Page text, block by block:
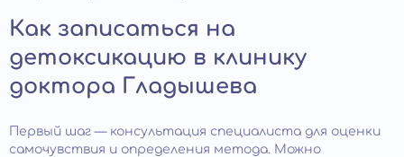
Как записаться на
детоксикацию в клинику
доктора Гладышева
Первый шаг — консультация специалиста для оценки
самочувствия и определения метода. Можно